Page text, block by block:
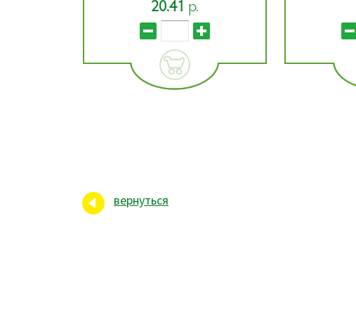
4.25 р.
вернуться